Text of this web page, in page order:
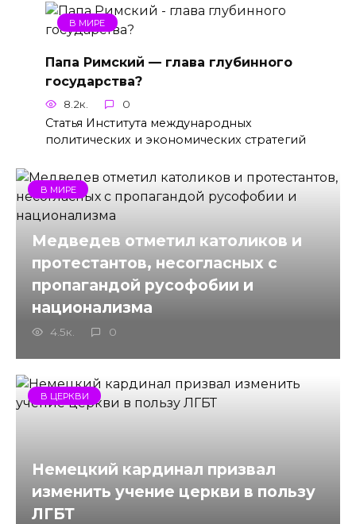
В МИРЕ
Папа Римский — глава глубинного
государства?
8.2к. 0
Статья Института международных
политических и экономических стратегий
В МИРЕ
Медведев отметил католиков и
протестантов, несогласных с
пропагандой русофобии и
национализма
4.5к. 0
В ЦЕРКВИ
Немецкий кардинал призвал
изменить учение церкви в пользу
ЛГБТ